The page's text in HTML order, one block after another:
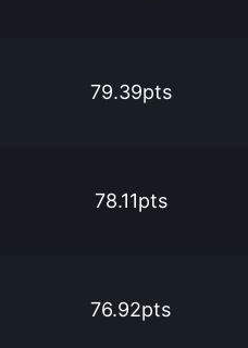
79.39pts
78.11pts
76.92pts